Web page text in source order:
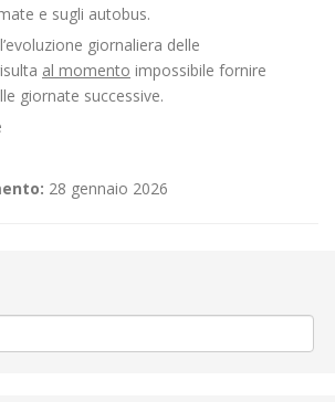
e sugli autobus.
giornaliera delle
al momento impossibile fornire
giornate successive.
28 gennaio 2026